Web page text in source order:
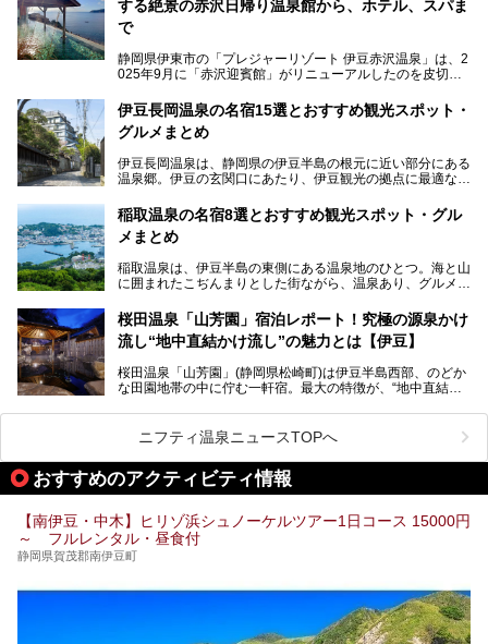
解説します。
する絶景の赤沢日帰り温泉館から、ホテル、スパま
で
静岡県伊東市の「プレジャーリゾート 伊豆赤沢温泉」は、2
025年9月に「赤沢迎賓館」がリニューアルしたのを皮切り
館」、「RED 28 HOTEL」がリニューアル。さらにこのあ
とグランピング施設のGRAX EARTH FIELD（グラックスア
ースフィールド）、大型屋内アミューズメント施設のPLEA
予定。
ャー施設など、現在リニューアルオープンしている施設を中
心に、家族連れでも大人だけでも、おひとりさまでも多彩な
楽しみ方ができる「プレジャーリゾート 伊豆赤沢温泉」を
───
この記事はプレジャーリゾート 伊豆赤沢温泉のPR記事で
す。
伊豆長岡温泉の名宿15選とおすすめ観光スポット・
グルメまとめ
伊豆長岡温泉は、静岡県の伊豆半島の根元に近い部分にある
温泉郷。伊豆の玄関口にあたり、伊豆観光の拠点に最適な立
ちろん日帰りでも楽しめるのが魅力です。
この記事では、伊豆長岡温泉の歴史や魅力、おすすめの宿を
る温泉施設も紹介します！
稲取温泉の名宿8選とおすすめ観光スポット・グル
メまとめ
稲取温泉は、伊豆半島の東側にある温泉地のひとつ。海と山
に囲まれたこぢんまりとした街ながら、温泉あり、グルメあ
京からは約2時間30分、直通電車もありアクセスしやすいの
もうれしいところ。
入れる温泉施設、チェックしたい観光スポットやアクティビ
ティなどを一挙にまとめピックアップ。伊豆稲取温泉を訪れ
桜田温泉「山芳園」宿泊レポート！究極の源泉かけ
流し“地中直結かけ流し”の魅力とは【伊豆】
桜田温泉「山芳園」(静岡県松崎町)は伊豆半島西部、のどか
な田園地帯の中に佇む一軒宿。最大の特徴が、“地中直結か
地下に眠る源泉を加水・加温・消毒無し、さらには途中過程
で空気にも触れさせることなく浴槽まで提供。「究極の源泉
かけ流し」と言っても決して過言ではありません。
今回、桜田温泉「山芳園」の“温泉”を中心に、その魅力を詳
細レポート。また口コミの評判も非常に高い宿であり、客室
や食事も併せて徹底紹介します！
ニフティ温泉ニュースTOPへ
おすすめのアクティビティ情報
【南伊豆・中木】ヒリゾ浜シュノーケルツアー1日コース 15000円
～ フルレンタル・昼食付
静岡県賀茂郡南伊豆町